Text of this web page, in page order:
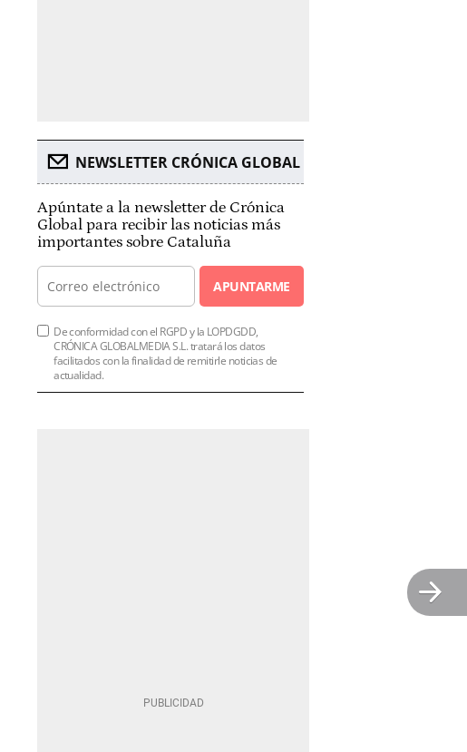
NEWSLETTER CRÓNICA GLOBAL
Apúntate a la newsletter de Crónica
Global para recibir las noticias más
importantes sobre Cataluña
APUNTARME
De conformidad con el RGPD y la LOPDGDD,
CRÓNICA GLOBALMEDIA S.L. tratará los datos
facilitados con la finalidad de remitirle noticias de
actualidad.